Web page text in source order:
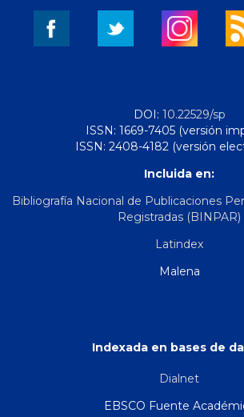
DOI: 10.22529/sp
ISSN: 1669-7405 (versión
ISSN: 2408-4182 (versión
Incluida en:
Bibliografía Nacional de Publicaciones
Registradas (BINPAR)
Latindex
Malena
Indexada en bases de
Dialnet
EBSCO Fuente